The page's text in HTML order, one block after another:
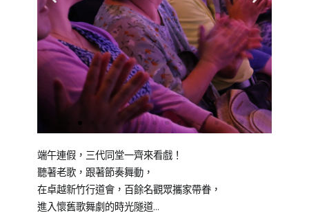
童
劇
團,
橘
出
紀
錄/
絮
戲
劇
表
達,
劇
團,
自
,
青
端午連假，三代同堂一齊來看戲！
聽著老歌，跟著節奏舞動，
在卓越新竹行道會，百餘名觀眾攜家帶眷，
進入懷舊歌舞劇的時光隧道…